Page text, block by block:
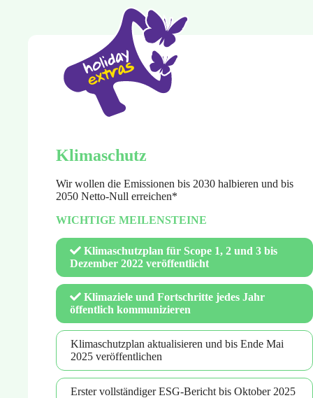
Klimaschutz
Wir wollen die Emissionen bis 2030 halbieren und bis
2050 Netto-Null erreichen*
WICHTIGE MEILENSTEINE
Klimaschutzplan für Scope 1, 2 und 3 bis
Dezember 2022 veröffentlicht
Klimaziele und Fortschritte jedes Jahr
öffentlich kommunizieren
Klimaschutzplan aktualisieren und bis Ende Mai
2025 veröffentlichen
Erster vollständiger ESG-Bericht bis Oktober 2025